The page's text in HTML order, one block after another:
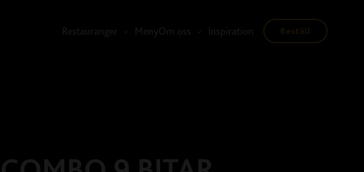
Restauranger MenyOm oss Inspiration Beställ